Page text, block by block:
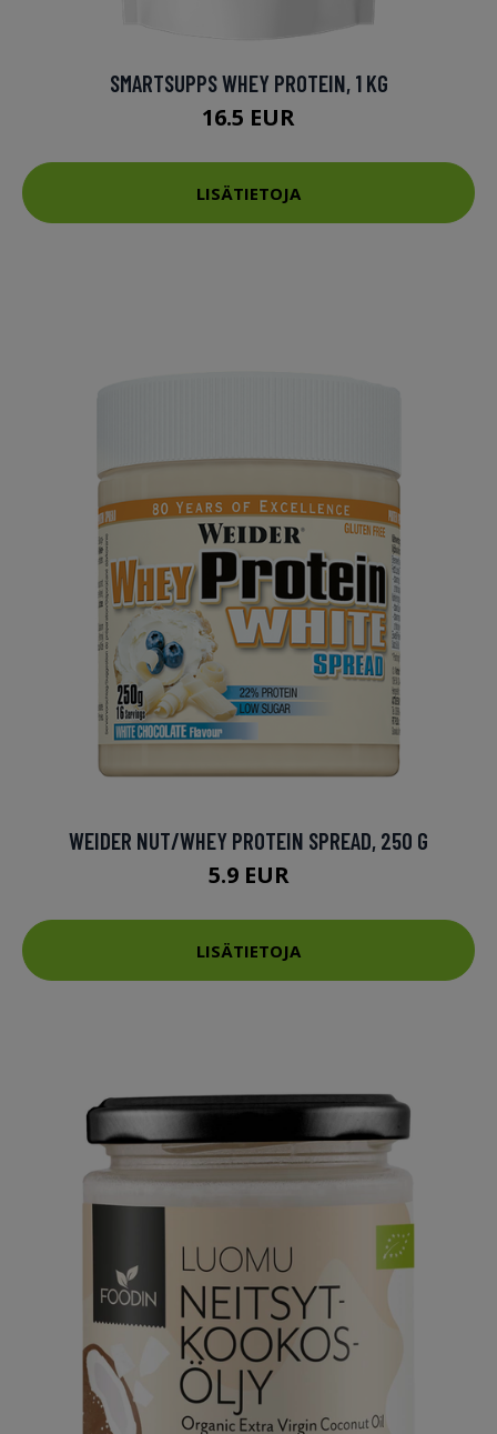
SMARTSUPPS WHEY PROTEIN, 1 KG
16.5 EUR
LISÄTIETOJA
WEIDER NUT/WHEY PROTEIN SPREAD, 250 G
5.9 EUR
LISÄTIETOJA